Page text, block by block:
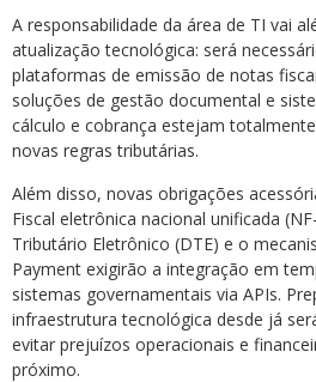
A responsabilidade da área de TI vai
atualização tecnológica: será
plataformas de emissão de notas
soluções de gestão documental e
cálculo e cobrança estejam
novas regras tributárias.
Além disso, novas obrigações
Fiscal eletrônica nacional unificada
Tributário Eletrônico (DTE) e o
Payment exigirão a integração em
sistemas governamentais via APIs.
infraestrutura tecnológica desde já
evitar prejuízos operacionais e
próximo.